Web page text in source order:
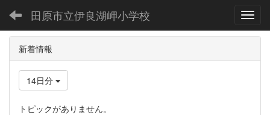
田原市立伊良湖岬小学校
新着情報
14日分
トピックがありません。